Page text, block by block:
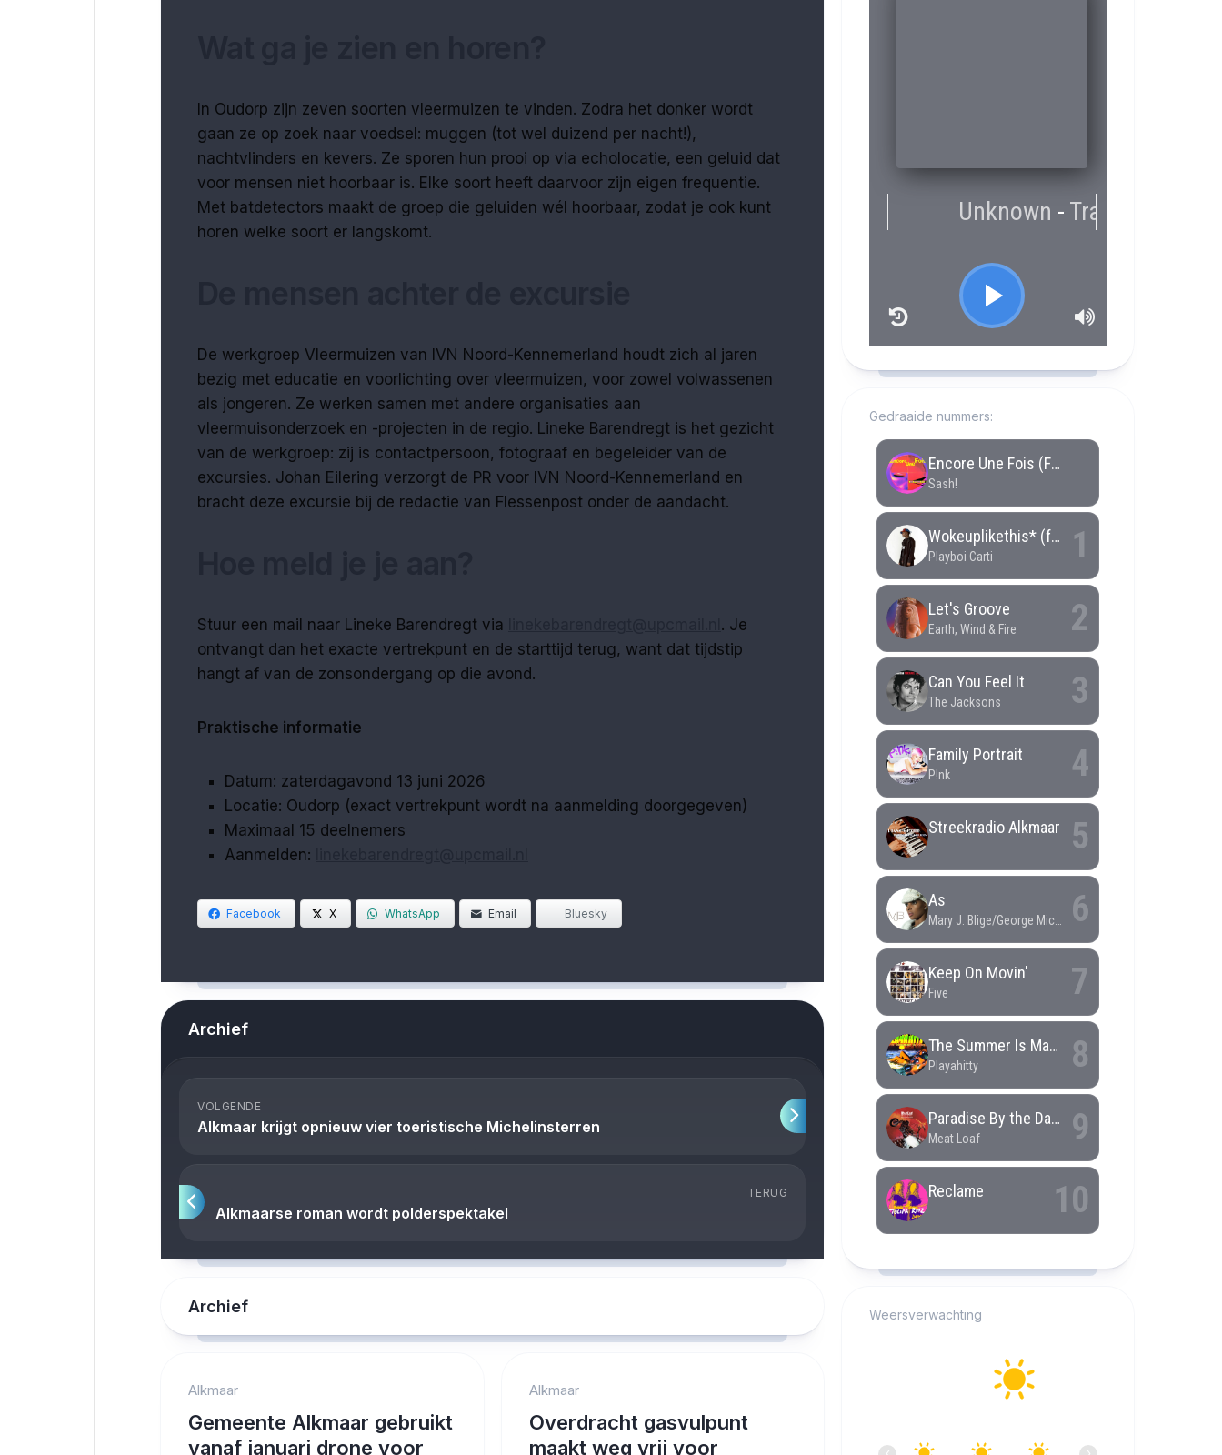
In Oudorp zijn zeven soorten vleermuizen te vinden. Zodra het donker wordt
gaan ze op zoek naar voedsel: muggen (tot wel duizend per nacht!),
nachtvlinders en kevers. Ze sporen hun prooi op via echolocatie, een geluid dat
voor mensen niet hoorbaar is. Elke soort heeft daarvoor zijn eigen frequentie.
Met batdetectors maakt de groep die geluiden wél hoorbaar, zodat je ook kunt
horen welke soort er langskomt.
De werkgroep Vleermuizen van IVN Noord-Kennemerland houdt zich al jaren
bezig met educatie en voorlichting over vleermuizen, voor zowel volwassenen
als jongeren. Ze werken samen met andere organisaties aan
vleermuisonderzoek en -projecten in de regio. Lineke Barendregt is het gezicht
van de werkgroep: zij is contactpersoon, fotograaf en begeleider van de
excursies. Johan Eilering verzorgt de PR voor IVN Noord-Kennemerland en
bracht deze excursie bij de redactie van Flessenpost onder de aandacht.
Stuur een mail naar Lineke Barendregt via
. Je
ontvangt dan het exacte vertrekpunt en de starttijd terug, want dat tijdstip
hangt af van de zonsondergang op die avond.
Praktische informatie
Datum: zaterdagavond 13 juni 2026
Locatie: Oudorp (exact vertrekpunt wordt na aanmelding doorgegeven)
Maximaal 15 deelnemers
Aanmelden:
Facebook X WhatsApp Email Bluesky
Archief
VOLGENDE
Alkmaar krijgt opnieuw vier toeristische Michelinsterren
TERUG
Alkmaarse roman wordt polderspektakel
Archief
Alkmaar
Gemeente Alkmaar gebruikt
vanaf januari drone voor
Alkmaar
Overdracht gasvulpunt
maakt weg vrij voor
Gedraaide nummers:
Weersverwachting